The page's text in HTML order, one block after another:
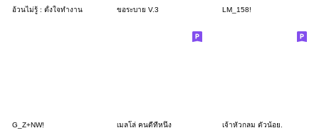
อ้วนไม่รู้ : ตั้งใจทำงาน ขอระบาย V.3 LM_158!
G_Z+NW! เมลโล่ คนดีที่หนึ่ง เจ้าหัวกลม ตัวน้อย.